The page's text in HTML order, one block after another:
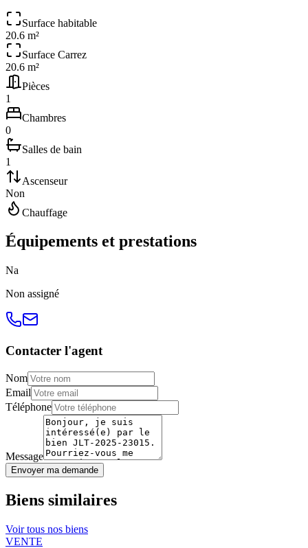
Surface habitable
20.6 m²
Surface Carrez
20.6 m²
Pièces
1
Chambres
0
Salles de bain
1
Ascenseur
Non
Chauffage
Équipements et prestations
Na
Non assigné
Contacter l'agent
Nom
Email
Téléphone
Message
Envoyer ma demande
Biens similaires
Voir tous nos biens
VENTE